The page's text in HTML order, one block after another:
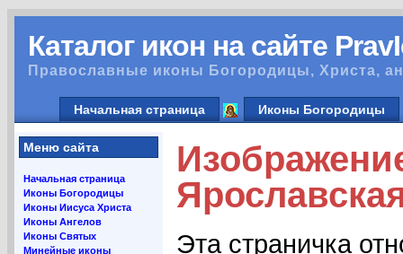
Каталог икон на сайте
Православные иконы Богородицы, Христа,
Начальная страница Иконы Богородицы
Меню сайта
Начальная страница
Иконы Богородицы
Иконы Иисуса Христа
Иконы Ангелов
Иконы Святых
Минейные иконы
Эта страничка